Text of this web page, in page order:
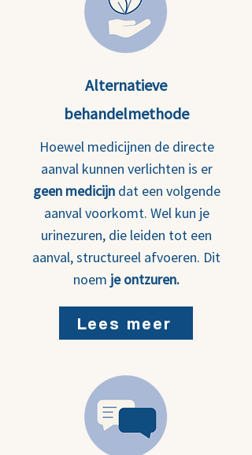
Alternatieve
behandelmethode
Hoewel medicijnen de directe
aanval kunnen verlichten is er
geen medicijndat een volgende
aanval voorkomt. Wel kun je
urinezuren, die leiden tot een
aanval, structureel afvoeren. Dit
noem je ontzuren.
Lees meer